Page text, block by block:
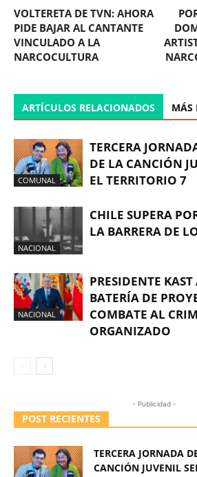
VOLTERETA DE TVN: AHORA
PIDE BAJAR AL CANTANTE
VINCULADO A LA
NARCOCULTURA
ARTÍCULOS RELACIONADOS MÁS
COMUNAL
TERCERA
DE LA CANCIÓN
EL TERRITORIO 7
NACIONAL
CHILE SUPERA
LA BARRERA DE
NACIONAL
PRESIDENTE
BATERÍA DE
COMBATE AL
ORGANIZADO
- Publicidad -
POST RECIENTES
TERCERA JORNADA
CANCIÓN JUVENIL